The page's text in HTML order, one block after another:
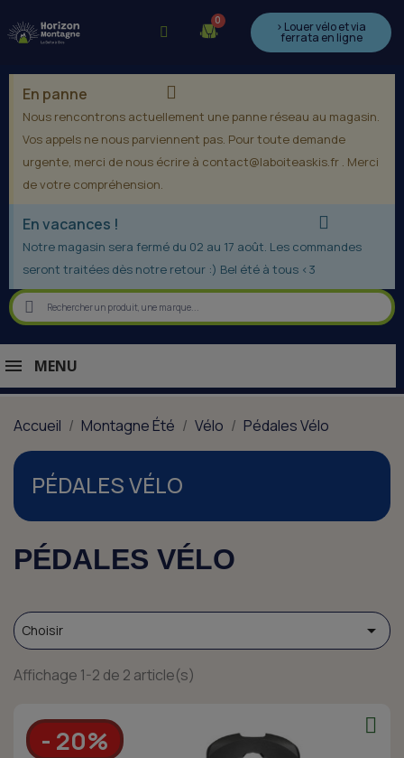
> Louer vélo et via
ferrata en ligne
En panne
Nous rencontrons actuellement une panne réseau au magasin.
Vos appels ne nous parviennent pas. Pour toute demande
urgente, merci de nous écrire à contact@laboiteaskis.fr . Merci
de votre compréhension.
En vacances !
Notre magasin sera fermé du 02 au 17 août. Les commandes
seront traitées dès notre retour :) Bel été à tous <3
MENU
Accueil Montagne Été Vélo Pédales Vélo
PÉDALES VÉLO
PÉDALES VÉLO
Choisir 
Affichage 1-2 de 2 article(s)
- 20%